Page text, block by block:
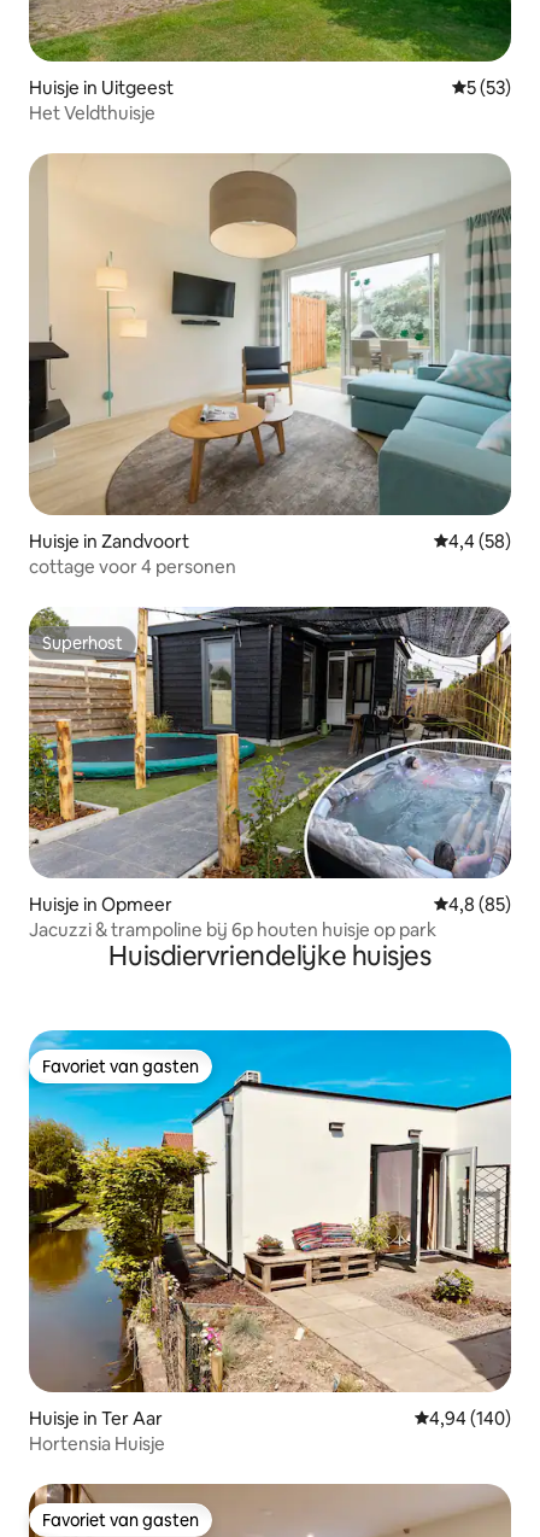
Huisje in Uitgeest
5 (53)
Het Veldthuisje
Huisje in Zandvoort Gemiddelde
4,4 (58)
cottage voor 4 personen
Superhost
Superhost
Huisje in Opmeer Gemiddelde
4,8 (85)
Jacuzzi & trampoline bij 6p houten huisje op park
Huisdiervriendelijke huisjes
Favoriet van gasten
Favoriet van gasten
Huisje in Ter Aar Gemiddelde
4,94 (140)
Hortensia Huisje
Favoriet van gasten
Favoriet van gasten